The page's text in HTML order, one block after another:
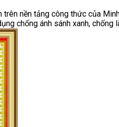
nền tảng công thức của
chống ánh sánh xanh,